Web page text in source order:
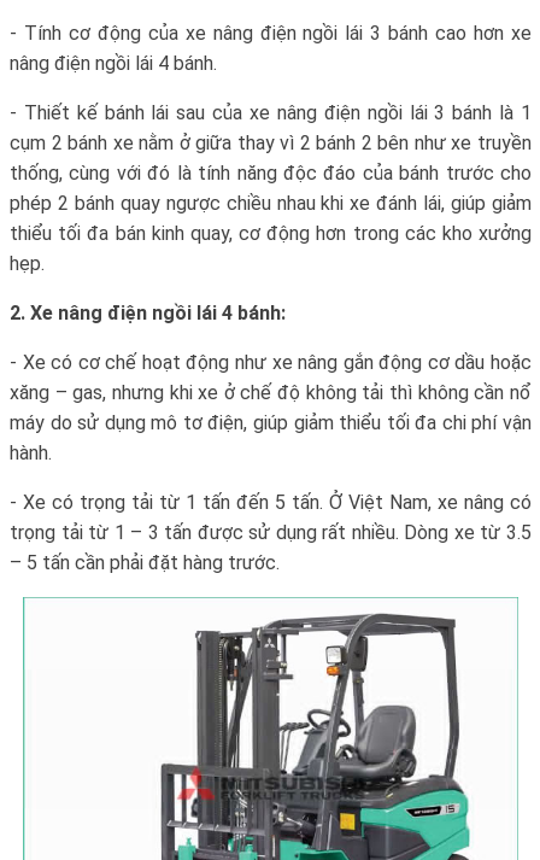
- Tính cơ động của xe nâng điện ngồi lái 3 bánh cao hơn xe
nâng điện ngồi lái 4 bánh.
- Thiết kế bánh lái sau của xe nâng điện ngồi lái 3 bánh là 1
cụm 2 bánh xe nằm ở giữa thay vì 2 bánh 2 bên như xe truyền
thống, cùng với đó là tính năng độc đáo của bánh trước cho
phép 2 bánh quay ngược chiều nhau khi xe đánh lái, giúp giảm
thiểu tối đa bán kinh quay, cơ động hơn trong các kho xưởng
hẹp.
2. Xe nâng điện ngồi lái 4 bánh:
- Xe có cơ chế hoạt động như xe nâng gắn động cơ dầu hoặc
xăng – gas, nhưng khi xe ở chế độ không tải thì không cần nổ
máy do sử dụng mô tơ điện, giúp giảm thiểu tối đa chi phí vận
hành.
- Xe có trọng tải từ 1 tấn đến 5 tấn. Ở Việt Nam, xe nâng có
trọng tải từ 1 – 3 tấn được sử dụng rất nhiều. Dòng xe từ 3.5
– 5 tấn cần phải đặt hàng trước.